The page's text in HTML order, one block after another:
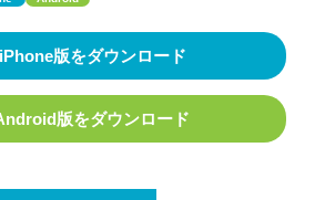
iPhone版をダウンロード
版をダウンロード